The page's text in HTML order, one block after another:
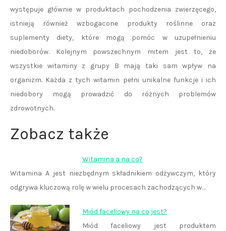
występuje głównie w produktach pochodzenia zwierzęcego,
istnieją również wzbogacone produkty roślinne oraz
suplementy diety, które mogą pomóc w uzupełnieniu
niedoborów. Kolejnym powszechnym mitem jest to, że
wszystkie witaminy z grupy B mają taki sam wpływ na
organizm. Każda z tych witamin pełni unikalne funkcje i ich
niedobory mogą prowadzić do różnych problemów
zdrowotnych.
Zobacz także
Witamina a na co?
Witamina A jest niezbędnym składnikiem odżywczym, który
odgrywa kluczową rolę w wielu procesach zachodzących w…
Miód faceliowy na co jest?
Miód faceliowy jest produktem